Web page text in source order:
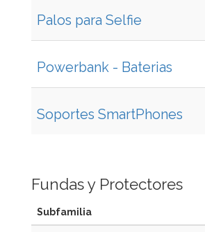
Palos para Selfie
Powerbank - Baterias
Soportes SmartPhones
Fundas y Protectores
Subfamilia